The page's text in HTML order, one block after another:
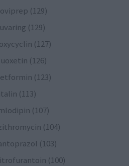
(129)
(129)
(127)
(126)
(123)
(113)
(107)
(104)
(103)
(100)